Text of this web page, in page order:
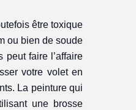
être toxique
ou bien de soude
faire l’affaire
votre volet en
La peinture qui
une brosse